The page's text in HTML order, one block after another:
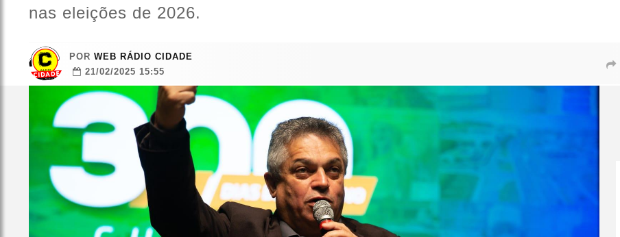
nas eleições de 2026.
POR WEB RÁDIO CIDADE
21/02/2025 15:55